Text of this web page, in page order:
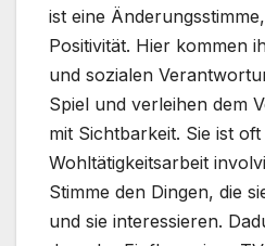
ist eine
Positivität. Hier kommen
und sozialen
Spiel und verleihen dem
mit Sichtbarkeit. Sie ist oft
Wohltätigkeitsarbeit
Stimme den Dingen, die
und sie interessieren.